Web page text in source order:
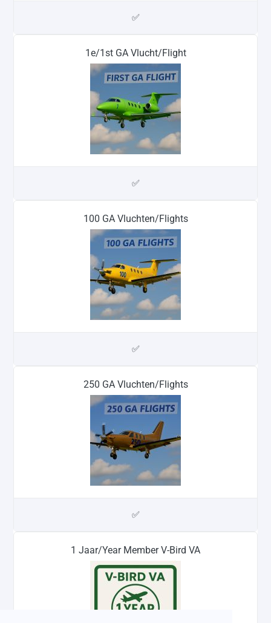
✅
1e/1st GA Vlucht/Flight
✅
100 GA Vluchten/Flights
✅
250 GA Vluchten/Flights
✅
1 Jaar/Year Member V-Bird VA